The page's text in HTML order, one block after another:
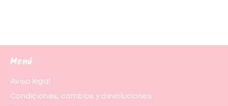
Menú
Aviso legal
Condiciones, cambios y devoluciones